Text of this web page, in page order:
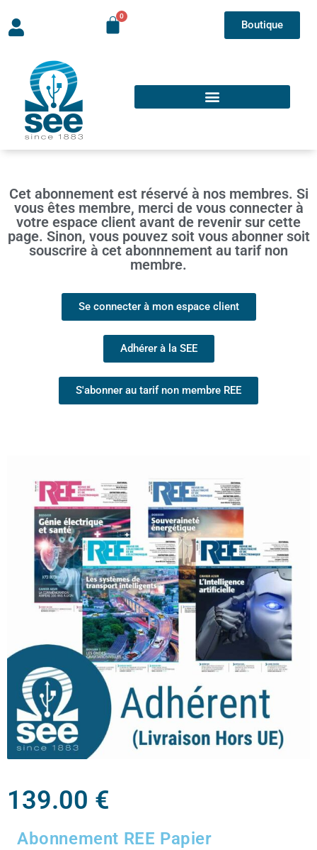
Boutique
Cet abonnement est réservé à nos membres. Si
vous êtes membre, merci de vous connecter à
votre espace client avant de revenir sur cette
page. Sinon, vous pouvez soit vous abonner soit
souscrire à cet abonnnement au tarif non
membre.
Se connecter à mon espace client
Adhérer à la SEE
S'abonner au tarif non membre REE
139.00 €
Abonnement REE Papier